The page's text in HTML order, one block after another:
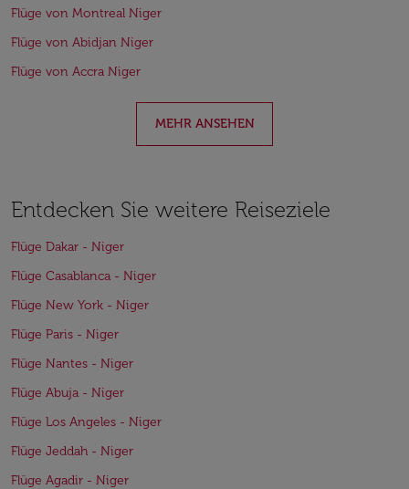
Flüge von Montreal Niger
Flüge von Abidjan Niger
Flüge von Accra Niger
MEHR ANSEHEN
Entdecken Sie weitere Reiseziele
Flüge Dakar - Niger
Flüge Casablanca - Niger
Flüge New York - Niger
Flüge Paris - Niger
Flüge Nantes - Niger
Flüge Abuja - Niger
Flüge Los Angeles - Niger
Flüge Jeddah - Niger
Flüge Agadir - Niger